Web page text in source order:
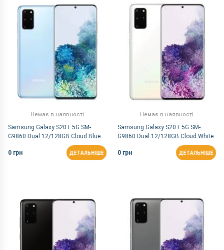
Немає в наявності
Samsung Galaxy S20+ 5G SM-
G9860 Dual 12/128GB Cloud Blue
0 грн
ДЕТАЛЬНІШЕ
Немає в наявності
Samsung Galaxy S20+ 5G SM-
G9860 Dual 12/128GB Cloud White
0 грн
ДЕТАЛЬНІШЕ